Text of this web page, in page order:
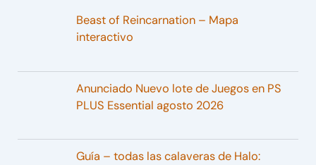
Beast of Reincarnation – Mapa
interactivo
Anunciado Nuevo lote de Juegos en PS
PLUS Essential agosto 2026
Guía – todas las calaveras de Halo: